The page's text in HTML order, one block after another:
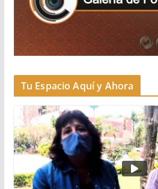
Tu Espacio Aquí y Ahora